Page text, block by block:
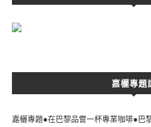
嘉欐專題
嘉欐專題●在巴黎品嘗一杯專業咖啡●巴